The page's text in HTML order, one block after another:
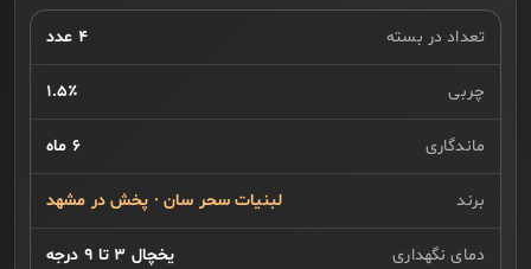
تعداد در بسته ۴ عدد
چربی ۱.۵٪
ماندگاری ۶ ماه
برند لبنیات سحر سان · پخش در مشهد
دمای نگهداری یخچال ۳ تا ۹ درجه